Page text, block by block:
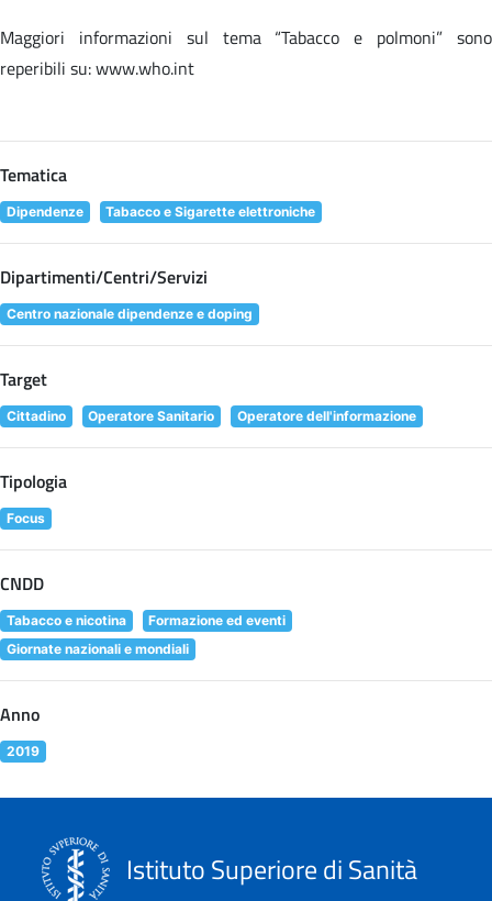
Maggiori informazioni sul tema “Tabacco e polmoni” sono
reperibili su: www.who.int
Tematica
Dipendenze Tabacco e Sigarette elettroniche
Dipartimenti/Centri/Servizi
Centro nazionale dipendenze e doping
Target
Cittadino Operatore Sanitario Operatore dell'informazione
Tipologia
Focus
CNDD
Tabacco e nicotina
Formazione ed eventi
Giornate nazionali e mondiali
Anno
2019
Istituto Superiore di Sanità